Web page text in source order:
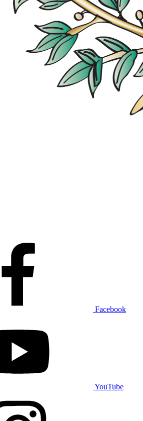
Facebook
YouTube